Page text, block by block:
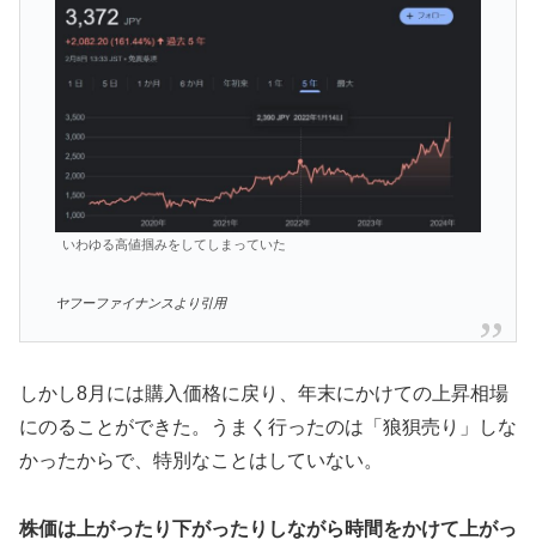
いわゆる高値掴みをしてしまっていた
ヤフーファイナンスより引用
しかし8月には購入価格に戻り、年末にかけての上昇相場
にのることができた。うまく行ったのは「狼狽売り」しな
かったからで、特別なことはしていない。
株価は上がったり下がったりしながら時間をかけて上がっ